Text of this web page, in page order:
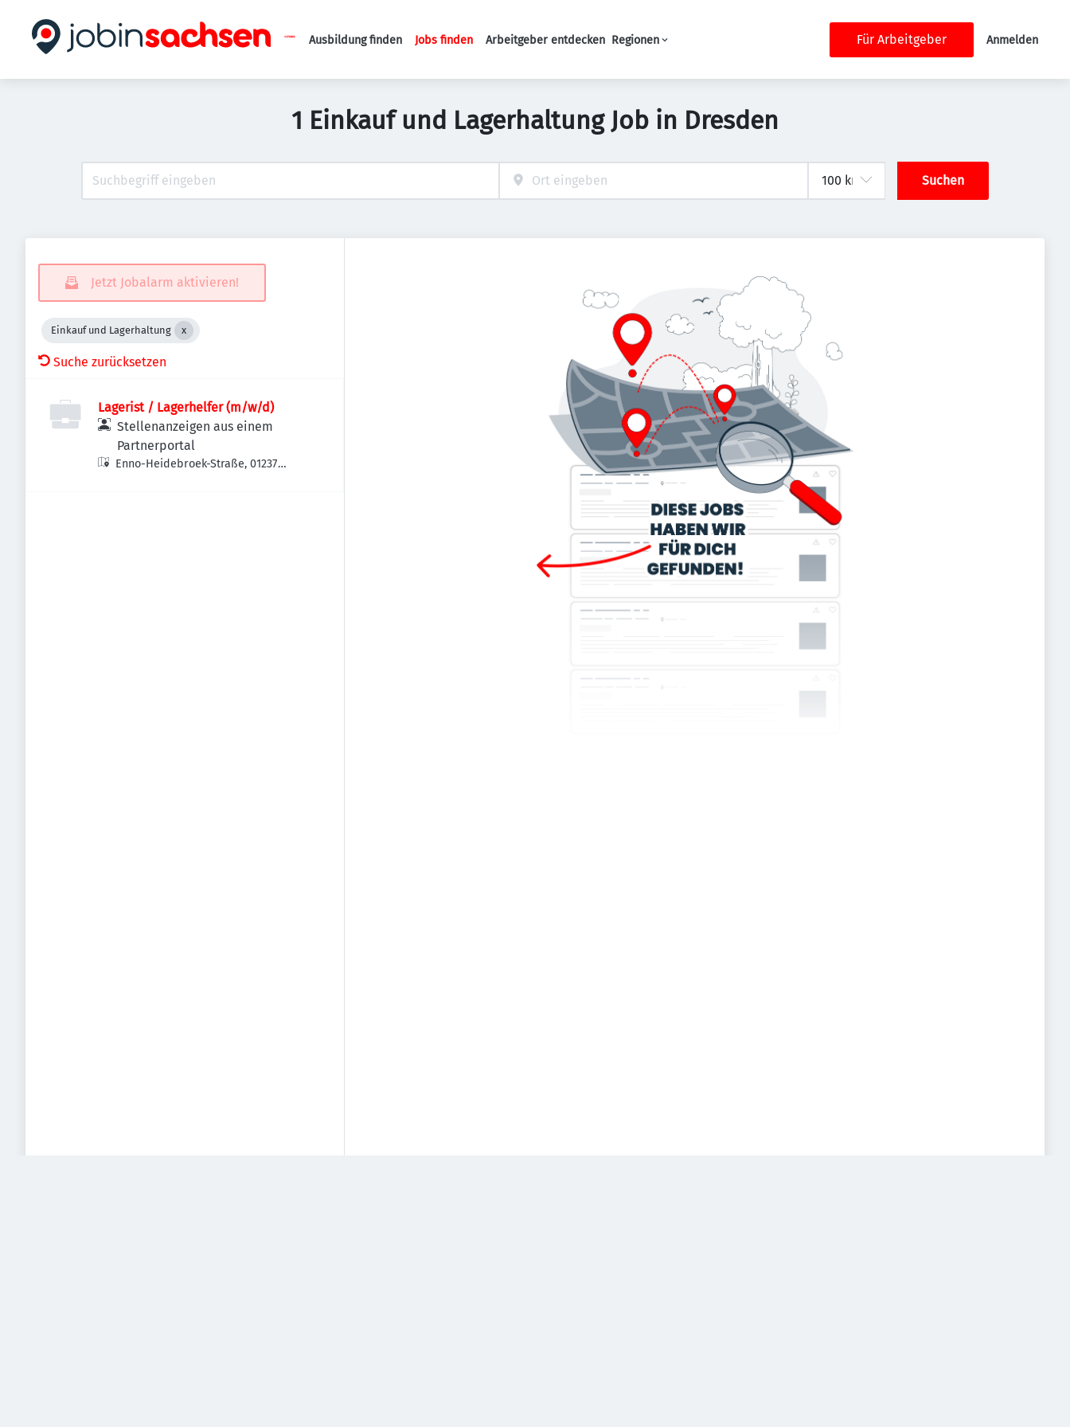
Haupt-Navigation
Ausbildung finden Jobs finden Arbeitgeber entdecken Regionen Für Arbeitgeber Anmelden
1 Einkauf und Lagerhaltung Job in Dresden
Suchen
Jetzt Jobalarm aktivieren!
Einkauf und Lagerhaltung
Suche zurücksetzen
Lagerist / Lagerhelfer (m/w/d)
Stellenanzeigen aus einem
Partnerportal
Enno-Heidebroek-Straße, 01237